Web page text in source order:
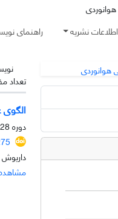
اطلاعات نشریه راهنمای
تعداد
دوره 28، شماره 1، تیر 1405، صفحه